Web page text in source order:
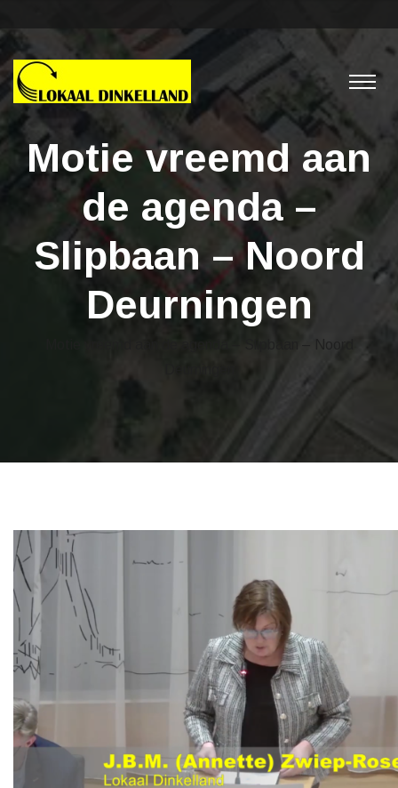
Motie vreemd aan
de agenda –
Slipbaan – Noord
Deurningen
Motie vreemd aan de agenda – Slipbaan – Noord